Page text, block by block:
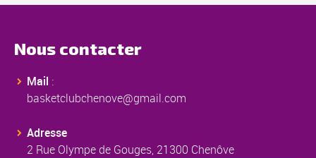
Nous contacter
Mail :
basketclubchenove@gmail.com
Adresse
2 Rue Olympe de Gouges, 21300 Chenôve